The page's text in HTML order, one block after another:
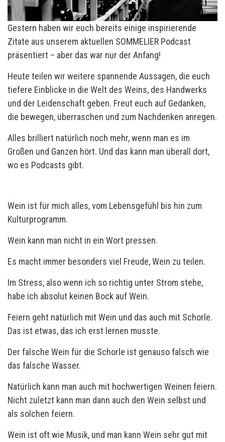
Gestern haben wir euch bereits einige inspirierende
Zitate aus unserem aktuellen SOMMELIER Podcast
präsentiert – aber das war nur der Anfang!
Heute teilen wir weitere spannende Aussagen, die euch
tiefere Einblicke in die Welt des Weins, des Handwerks
und der Leidenschaft geben. Freut euch auf Gedanken,
die bewegen, überraschen und zum Nachdenken anregen.
Alles brilliert natürlich noch mehr, wenn man es im
Großen und Ganzen hört. Und das kann man überall dort,
wo es Podcasts gibt.
Wein ist für mich alles, vom Lebensgefühl bis hin zum
Kulturprogramm.
Wein kann man nicht in ein Wort pressen.
Es macht immer besonders viel Freude, Wein zu teilen.
Im Stress, also wenn ich so richtig unter Strom stehe,
habe ich absolut keinen Bock auf Wein.
Feiern geht natürlich mit Wein und das auch mit Schorle.
Das ist etwas, das ich erst lernen musste.
Der falsche Wein für die Schorle ist genauso falsch wie
das falsche Wasser.
Natürlich kann man auch mit hochwertigen Weinen feiern.
Nicht zuletzt kann man dann auch den Wein selbst und
als solchen feiern.
Wein ist oft wie Musik, und man kann Wein sehr gut mit